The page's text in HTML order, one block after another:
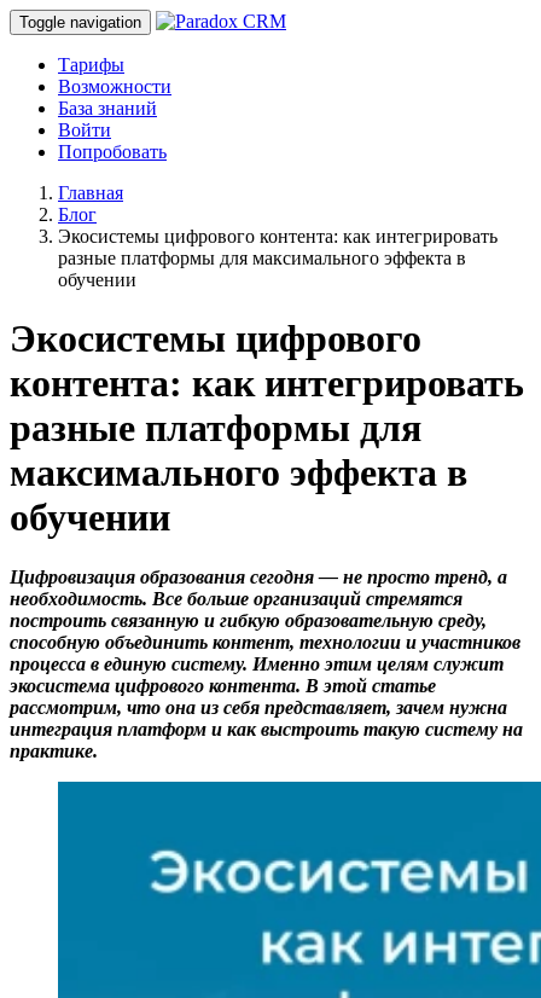
Toggle navigation
Тарифы
Возможности
База знаний
Войти
Попробовать
Главная
Блог
Экосистемы цифрового контента: как интегрировать
разные платформы для максимального эффекта в
обучении
Экосистемы цифрового
контента: как интегрировать
разные платформы для
максимального эффекта в
обучении
Цифровизация образования сегодня — не просто тренд, а
необходимость. Все больше организаций стремятся
построить связанную и гибкую образовательную среду,
способную объединить контент, технологии и участников
процесса в единую систему. Именно этим целям служит
экосистема цифрового контента. В этой статье
рассмотрим, что она из себя представляет, зачем нужна
интеграция платформ и как выстроить такую систему на
практике.